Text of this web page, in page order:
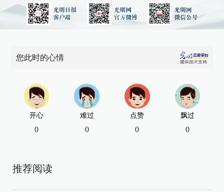
您此时的心情
开心
0
难过
0
点赞
0
飘过
0
推荐阅读